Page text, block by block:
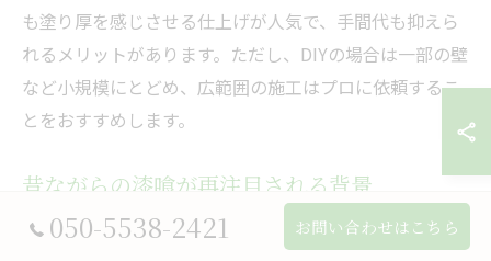
も塗り厚を感じさせる仕上げが人気で、手間代も抑えら
れるメリットがあります。ただし、DIYの場合は一部の壁
など小規模にとどめ、広範囲の施工はプロに依頼するこ
とをおすすめします。
昔ながらの漆喰が再注目される背景
近年、兵庫県宝塚市でも昔ながらの漆喰施工が再び注目
050-5538-2421 お問い合わせはこちら